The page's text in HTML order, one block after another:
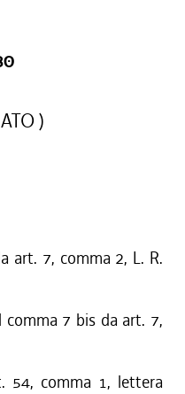
)
art. 7, comma 2, L. R.
7 bis da art. 7,
54, comma 1, lettera